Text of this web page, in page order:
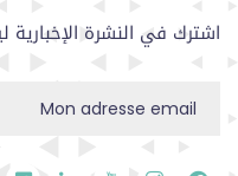
اشترك في النشرة الإخبارية